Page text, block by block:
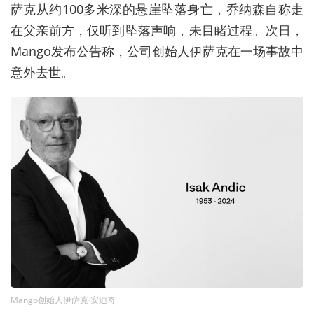
萨克从约100多米深的悬崖坠落身亡，乔纳森自称走
在父亲前方，仅听到坠落声响，未目睹过程。次日，
Mango发布公告称，公司创始人伊萨克在一场事故中
意外去世。
Mango创始人伊萨克·安迪奇